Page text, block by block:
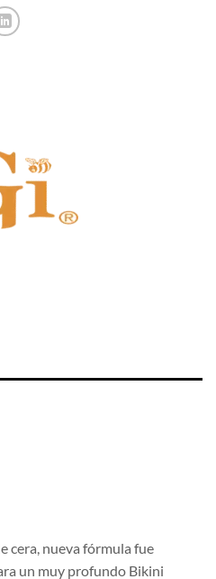
cera, nueva fórmula fue
un muy profundo Bikini